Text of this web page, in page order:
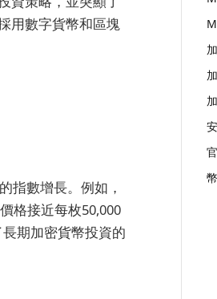
用數字貨幣和區塊
指數增長。例如，
格接近每枚50,000
期加密貨幣投資的